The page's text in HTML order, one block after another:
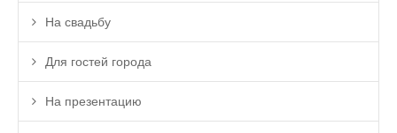
На свадьбу
Для гостей города
На презентацию